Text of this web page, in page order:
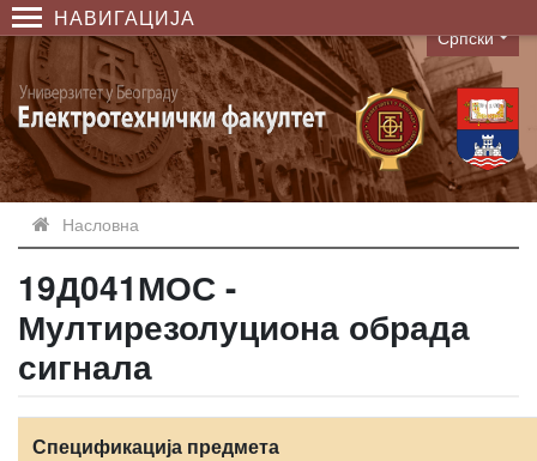
НАВИГАЦИЈА
Language
Српски
Насловна
19Д041МОС -
Мултирезолуциона обрада
сигнала
Спецификација предмета